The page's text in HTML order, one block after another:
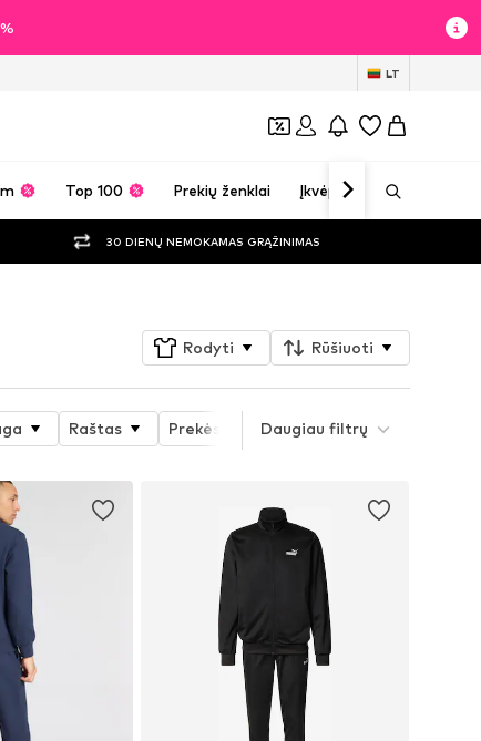
LT
Top 100 Prekių ženklai Įkvėpimas
30 DIENŲ NEMOKAMAS GRĄŽINIMAS
Rodyti Rūšiuoti
Raštas Prekės savybės Sporto šaka
Daugiau filtrų